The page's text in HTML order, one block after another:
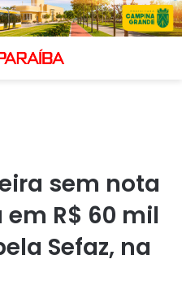
sem nota
R$ 60 mil
Sefaz, na